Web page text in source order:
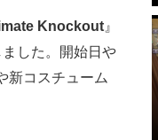
Knockout 』
した。開始日や
新コスチューム